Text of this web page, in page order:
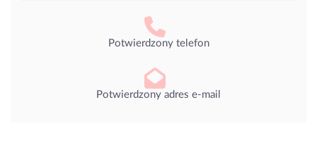
Potwierdzony telefon
Potwierdzony adres e-mail